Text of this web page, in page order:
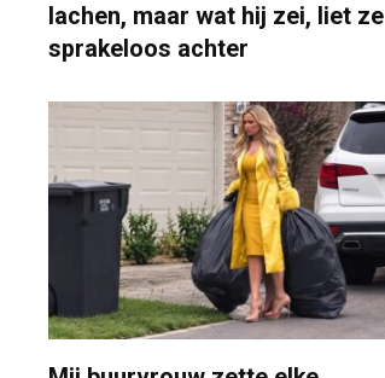
lachen, maar wat hij zei, liet ze
sprakeloos achter